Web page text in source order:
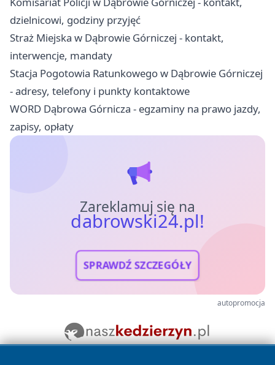
dzielnicowi, godziny przyjęć
Straż Miejska w Dąbrowie Górniczej - kontakt,
interwencje, mandaty
Stacja Pogotowia Ratunkowego w Dąbrowie Górniczej
- adresy, telefony i punkty kontaktowe
WORD Dąbrowa Górnicza - egzaminy na prawo jazdy,
zapisy, opłaty
Zareklamuj się na
dabrowski24.pl!
SPRAWDŹ SZCZEGÓŁY
autopromocja